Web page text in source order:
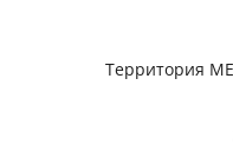
Территория